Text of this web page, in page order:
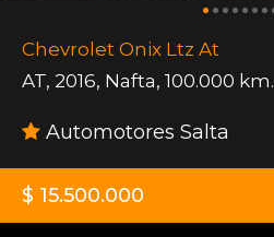
Chevrolet Onix Ltz At
AT, 2016, Nafta, 100.000 km.
Automotores Salta
$ 15.500.000